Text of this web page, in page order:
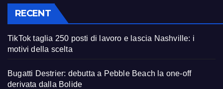
RECENT
TikTok taglia 250 posti di lavoro e lascia Nashville: i
motivi della scelta
Bugatti Destrier: debutta a Pebble Beach la one-off
derivata dalla Bolide